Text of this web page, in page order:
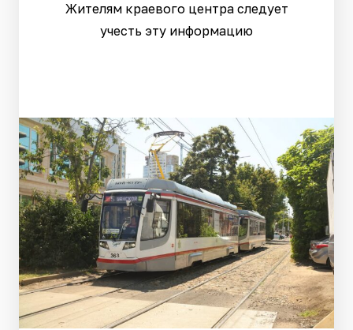
Жителям краевого центра следует
учесть эту информацию